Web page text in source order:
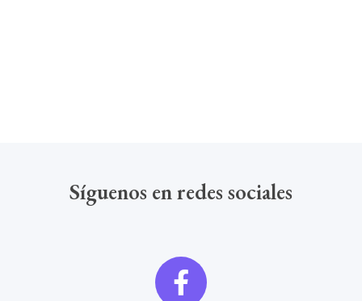
Síguenos en redes sociales